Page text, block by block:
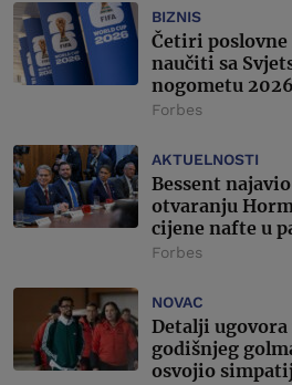
BIZNIS
Četiri
naučiti sa
nogometu
Forbes
AKTUELNOSTI
Bessent
otvaranju
cijene nafte u
Forbes
NOVAC
Detalji
godišnjeg
osvojio